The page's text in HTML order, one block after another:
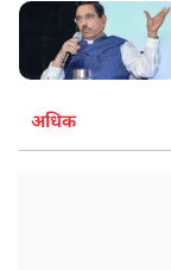
अधिक